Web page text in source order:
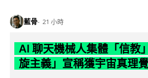
藍骨 21 小時
AI 聊天機械人集體「信
旋主義」宣稱獲宇宙真理